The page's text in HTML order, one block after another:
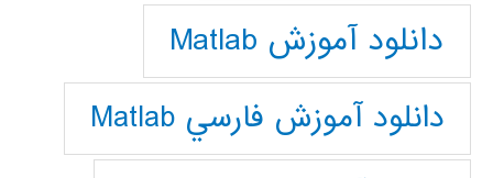
دانلود آموزش Matlab
دانلود آموزش فارسي Matlab